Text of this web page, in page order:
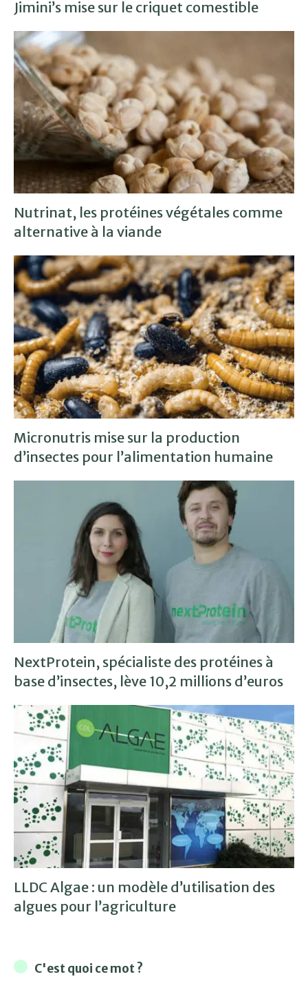
Jimini’s mise sur le criquet comestible
Nutrinat, les protéines végétales comme
alternative à la viande
Micronutris mise sur la production
d’insectes pour l’alimentation humaine
NextProtein, spécialiste des protéines à
base d’insectes, lève 10,2 millions d’euros
LLDC Algae : un modèle d’utilisation des
algues pour l’agriculture
C'est quoi ce mot ?